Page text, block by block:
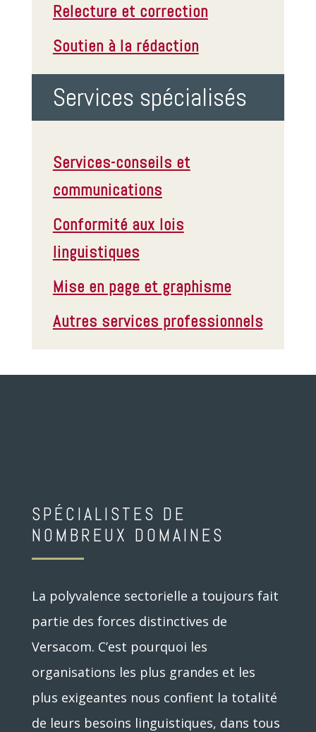
Relecture et correction
Soutien à la rédaction
Services spécialisés
Services-conseils et
communications
Conformité aux lois
linguistiques
Mise en page et graphisme
Autres services professionnels
SPÉCIALISTES DE
NOMBREUX DOMAINES
La polyvalence sectorielle a toujours fait
partie des forces distinctives de
Versacom. C’est pourquoi les
organisations les plus grandes et les
plus exigeantes nous confient la totalité
de leurs besoins linguistiques, dans tous